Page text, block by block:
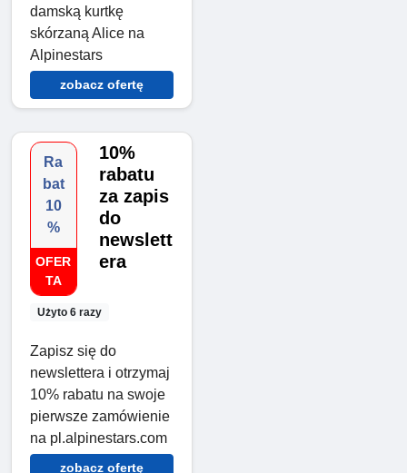
damską kurtkę
skórzaną Alice na
Alpinestars
zobacz ofertę
Ra
bat
10
%
OFER
TA
Użyto 6 razy
10%
rabatu
za zapis
do
newslett
era
Zapisz się do
newslettera i otrzymaj
10% rabatu na swoje
pierwsze zamówienie
na pl.alpinestars.com
zobacz ofertę